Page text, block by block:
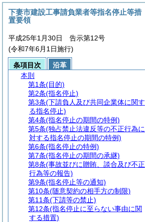
下妻市建設工事請負業者等指名停止等措
置要領
平成25年1月30日 告示第12号
(令和7年6月1日施行)
条項目次
沿革
本則
第1条(目的)
第2条(指名停止)
第3条(下請負人及び共同企業体に関す
る指名停止)
第4条(指名停止の期間の特例)
第5条(独占禁止法違反等の不正行為に
対する指名停止の期間の特例)
第6条(指名停止の特例)
第7条(指名停止の期間の承継)
第8条(事故並びに贈賄、談合及び不正
行為等の報告)
第9条(指名停止等の通知)
第10条(随意契約の相手方の制限)
第11条(下請等の禁止)
第12条(指名停止に至らない事由に関
する措置)